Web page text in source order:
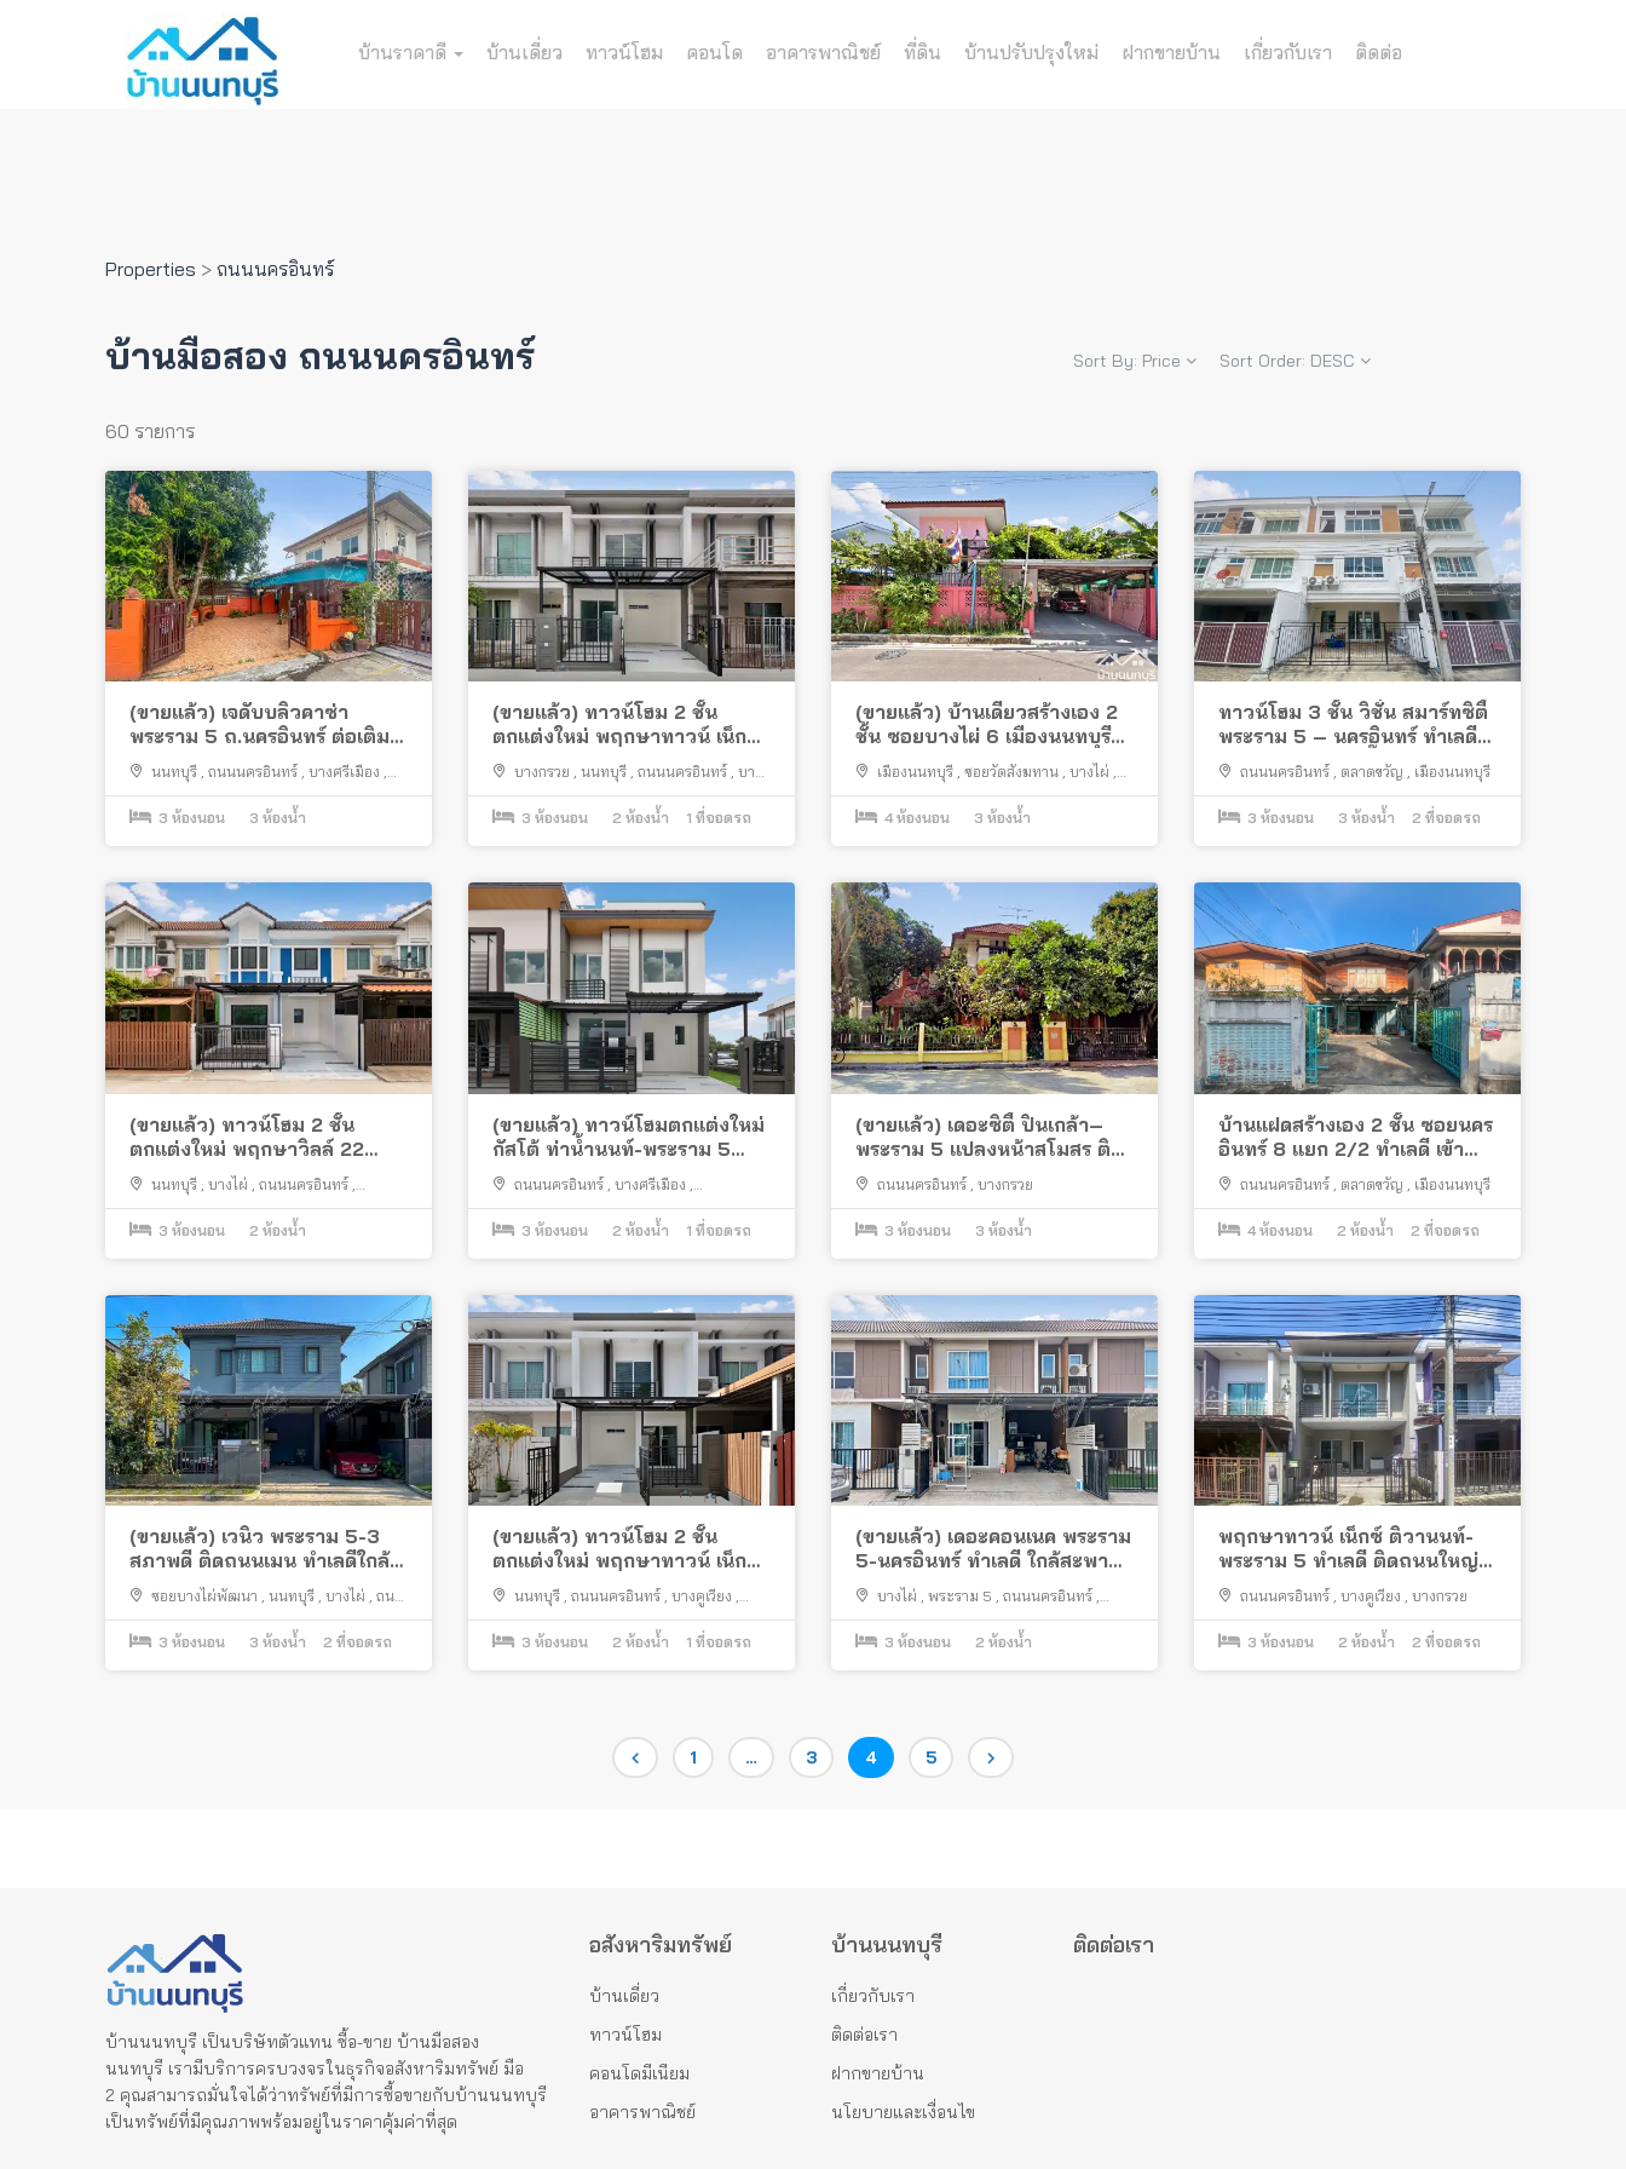
บ้านราคาดี บ้านเดี่ยว ทาวน์โฮม คอนโด อาคารพาณิชย์ ที่ดิน บ้านปรับปรุงใหม่ ฝากขายบ้าน เกี่ยวกับเรา ติดต่อ
Properties > ถนนนครอินทร์
บ้านมือสอง ถนนนครอินทร์ Sort By: Price Sort Order: DESC
60 รายการ
(ขายแล้ว) เจดับบลิวคาซ่า
พระราม 5 ถ.นครอินทร์ ต่อเติม
ครบพร้อมอยู่
นนทบุรี , ถนนนครอินทร์ , บางศรีเมือง ,
เมืองนนทบุรี
3 ห้องนอน 3 ห้องน้ำ
(ขายแล้ว) ทาวน์โฮม 2 ชั้น
ตกแต่งใหม่ พฤกษาทาวน์ เน็กซ์
ติวานนท์-พระราม 5 แปลงหน้า
สวน หน้าบ้านไม่ชนใคร ต่อเติม
ครบพร้อมอยู่
บางกรวย , นนทบุรี , ถนนนครอินทร์ , บาง
คูเวียง
3 ห้องนอน 2 ห้องน้ำ 1 ที่จอดรถ
(ขายแล้ว) บ้านเดี่ยวสร้างเอง 2
ชั้น ซอยบางไผ่ 6 เมืองนนทบุรี
ใกล้วัดสังฆทาน
เมืองนนทบุรี , ซอยวัดสังฆทาน , บางไผ่ ,
ถนนนครอินทร์
4 ห้องนอน 3 ห้องน้ำ
ทาวน์โฮม 3 ชั้น วิชั่น สมาร์ทซิตี้
พระราม 5 – นครอินทร์ ทำเลดี
ติดถนนใหญ่ ใกล้บิ๊กซี ติวานนท์
ถนนนครอินทร์ , ตลาดขวัญ , เมืองนนทบุรี
3 ห้องนอน 3 ห้องน้ำ 2 ที่จอดรถ
(ขายแล้ว) ทาวน์โฮม 2 ชั้น
ตกแต่งใหม่ พฤกษาวิลล์ 22
พระราม 5-2 ซอยวัดสังฆทาน
ใกล้พระราม 5
นนทบุรี บางไผ่ ถนนนครอินทร์
เมืองนนทบุรี
3 ห้องนอน 2 ห้องน้ำ
(ขายแล้ว) ทาวน์โฮมตกแต่งใหม่
กัสโต้ ท่าน้ำนนท์-พระราม 5
แปลงมุม พร้อมอยู่ ทำเลดี ใกล้หอ
นาฬิกา
ถนนนครอินทร์ บางศรีเมือง
เมืองนนทบุรี
3 ห้องนอน 2 ห้องน้ำ 1 ที่จอดรถ
(ขายแล้ว) เดอะซิตี้ ปิ่นเกล้า–
พระราม 5 แปลงหน้าสโมสร ติด
ถนนใหญ่ ใกล้ตลาด
ถนนนครอินทร์ บางกรวย
3 ห้องนอน 3 ห้องน้ำ
บ้านแฝดสร้างเอง 2 ชั้น ซอยนคร
อินทร์ 8 แยก 2/2 ทำเลดี เข้า
ซอยไม่ลึก ใกล้สะพานพระราม 5
ถนนนครอินทร์ ตลาดขวัญ เมืองนนทบุรี
4 ห้องนอน 2 ห้องน้ำ 2 ที่จอดรถ
(ขายแล้ว) เวนิว พระราม 5-3
สภาพดี ติดถนนเมน ทำเลดีใกล้
แม็คโคร นครอินทร์ สะพาน
พระราม 5
ซอยบางไผ่พัฒนา , นนทบุรี , บางไผ่ , ถนน
นครอินทร์ , เมืองนนทบุรี
3 ห้องนอน 3 ห้องน้ำ 2 ที่จอดรถ
(ขายแล้ว) ทาวน์โฮม 2 ชั้น
ตกแต่งใหม่ พฤกษาทาวน์ เน็กซ์
ติวานนท์-พระราม 5 ติดถนน
ใหญ่ ต่อเติมครบพร้อมอยู่
นนทบุรี , ถนนนครอินทร์ , บางคูเวียง ,
บางกรวย
3 ห้องนอน 2 ห้องน้ำ 1 ที่จอดรถ
(ขายแล้ว) เดอะคอนเนค พระราม
5-นครอินทร์ ทำเลดี ใกล้สะพาน
พระราม 5
บางไผ่ , พระราม 5 , ถนนนครอินทร์ ,
เมืองนนทบุรี
3 ห้องนอน 2 ห้องน้ำ
พฤกษาทาวน์ เน็กซ์ ติวานนท์-
พระราม 5 ทำเลดี ติดถนนใหญ่
นครอินทร์
ถนนนครอินทร์ , บางคูเวียง , บางกรวย
3 ห้องนอน 2 ห้องน้ำ 2 ที่จอดรถ
Page
1 … Page
3 Page
4 Page
5
บ้านนนทบุรี เป็นบริษัทตัวแทน ซื้อ-ขาย บ้านมือสอง
นนทบุรี เรามีบริการครบวงจรในธุรกิจอสังหาริมทรัพย์ มือ
2 คุณสามารถมั่นใจได้ว่าทรัพย์ที่มีการซื้อขายกับบ้านนนทบุรี
เป็นทรัพย์ที่มีคุณภาพพร้อมอยู่ในราคาคุ้มค่าที่สุด
อสังหาริมทรัพย์
บ้านเดี่ยว
ทาวน์โฮม
คอนโดมีเนียม
อาคารพาณิชย์
บ้านนนทบุรี
เกี่ยวกับเรา
ติดต่อเรา
ฝากขายบ้าน
นโยบายและเงื่อนไข
ติดต่อเรา